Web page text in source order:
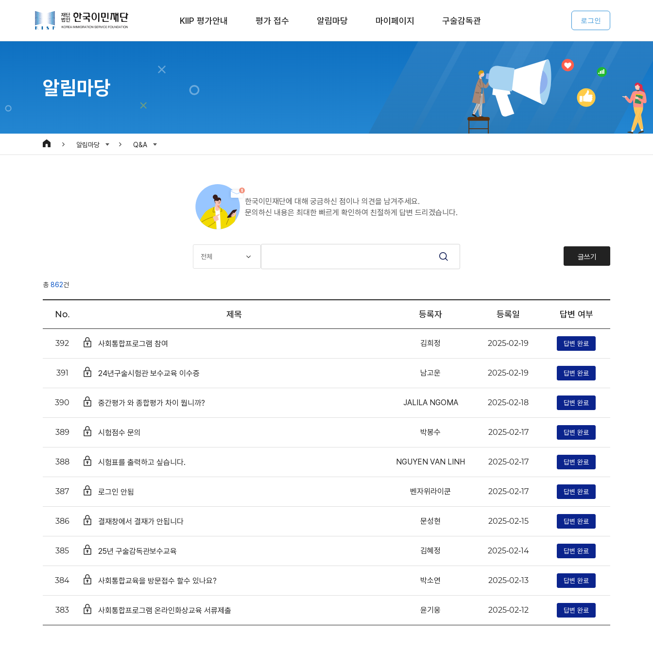
KIIP 평가안내 평가 접수 알림마당 마이페이지 구술감독관 로그인
알림마당
알림마당 Q&A
한국이민재단에 대해 궁금하신 점이나 의견을 남겨주세요.
문의하신 내용은 최대한 빠르게 확인하여 친절하게 답변 드리겠습니다.
총 862건
글쓰기
No. 제목 등록자 등록일 답변 여부
392 사회통합프로그램 참여 김희정 2025-02-19 답변 완료
391 24년구술시험관 보수교육 이수증 남고운 2025-02-19 답변 완료
390 중간평가 와 종합평가 차이 뭡니까? JALILA NGOMA 2025-02-18 답변 완료
389 시험점수 문의 박봉수 2025-02-17 답변 완료
388 시험표를 출력하고 싶습니다. NGUYEN VAN LINH 2025-02-17 답변 완료
387 로그인 안됨 벤자위라이쿤 2025-02-17 답변 완료
386 결재창에서 결재가 안됩니다 문성현 2025-02-15 답변 완료
385 25년 구술감독관보수교육 김혜정 2025-02-14 답변 완료
384 사회통합교육을 방문접수 할수 있나요? 박소연 2025-02-13 답변 완료
383 사회통합프로그램 온라인화상교육 서류제출 윤기웅 2025-02-12 답변 완료